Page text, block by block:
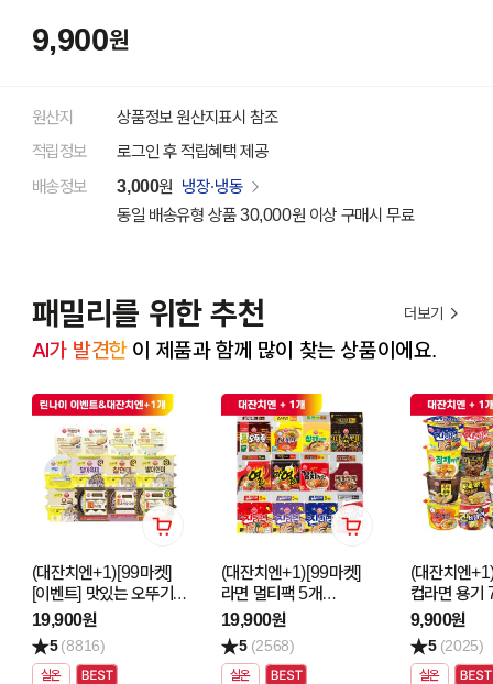
9,900원
원산지
상품정보 원산지표시 참조
적립정보
로그인 후 적립혜택 제공
배송정보
3,000원 냉장·냉동
동일 배송유형 상품 30,000원 이상 구매시 무료
패밀리를 위한 추천 더보기
AI가 발견한 이 제품과 함께 많이 찾는 상품이에요.
(대잔치엔+1)[99마켓]
[이벤트] 맛있는 오뚜기밥
최대 4입 5개 골라담기
19,900원
5(8816)
실온
(대잔치엔+1)[99마켓]
라면 멀티팩 5개
골라담기
19,900원
5 (2568)
실온
(대잔치엔
컵라면 용기
골라담기
9,900원
5 (2025)
실온